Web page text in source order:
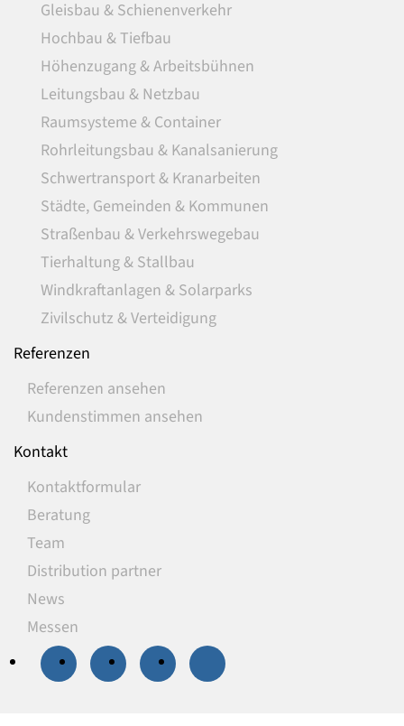
Gleisbau & Schienenverkehr
Hochbau & Tiefbau
Höhenzugang & Arbeitsbühnen
Leitungsbau & Netzbau
Raumsysteme & Container
Rohrleitungsbau & Kanalsanierung
Schwertransport & Kranarbeiten
Städte, Gemeinden & Kommunen
Straßenbau & Verkehrswegebau
Tierhaltung & Stallbau
Windkraftanlagen & Solarparks
Zivilschutz & Verteidigung
Referenzen
Referenzen ansehen
Kundenstimmen ansehen
Kontakt
Kontaktformular
Beratung
Team
Distribution partner
News
Messen